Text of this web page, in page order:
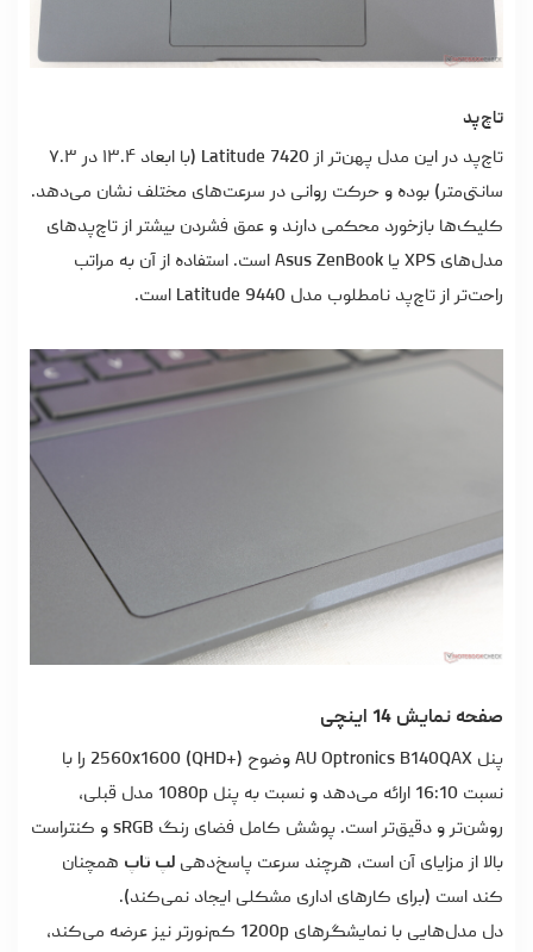
تاچ‌پد
تاچ‌پد در این مدل پهن‌تر از Latitude 7420 (با ابعاد ۱۳.۴ در ۷.۳
سانتی‌متر) بوده و حرکت روانی در سرعت‌های مختلف نشان می‌دهد.
کلیک‌ها بازخورد محکمی دارند و عمق فشردن بیشتر از تاچ‌پدهای
مدل‌های XPS یا Asus ZenBook است. استفاده از آن به‌ مراتب
راحت‌تر از تاچ‌پد نامطلوب مدل Latitude 9440 است.
صفحه نمایش 14 اینچی
پنل AU Optronics B140QAX وضوح 2560x1600 (QHD+) را با
نسبت 16:10 ارائه می‌دهد و نسبت به پنل 1080p مدل قبلی،
روشن‌تر و دقیق‌تر است. پوشش کامل فضای رنگ sRGB و کنتراست
بالا از مزایای آن است، هرچند سرعت پاسخ‌دهی لپ تاپ همچنان
کند است (برای کارهای اداری مشکلی ایجاد نمی‌کند).
دل مدل‌هایی با نمایشگرهای 1200p کم‌نورتر نیز عرضه می‌کند،